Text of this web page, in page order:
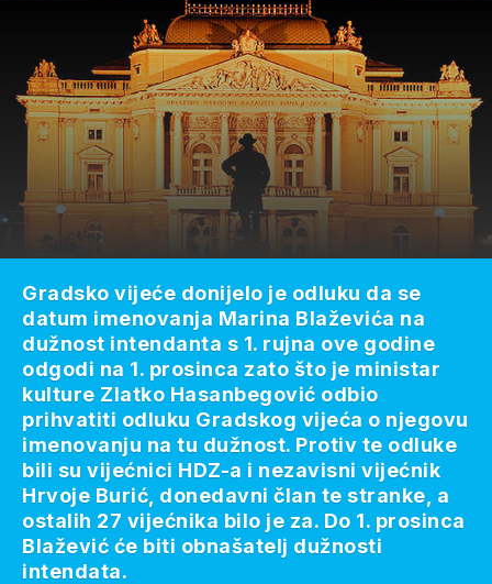
Gradsko vijeće donijelo je odluku da se
datum imenovanja Marina Blaževića na
dužnost intendanta s 1. rujna ove godine
odgodi na 1. prosinca zato što je ministar
kulture Zlatko Hasanbegović odbio
prihvatiti odluku Gradskog vijeća o njegovu
imenovanju na tu dužnost. Protiv te odluke
bili su vijećnici HDZ-a i nezavisni vijećnik
Hrvoje Burić, donedavni član te stranke, a
ostalih 27 vijećnika bilo je za. Do 1. prosinca
Blažević će biti obnašatelj dužnosti
intendata.